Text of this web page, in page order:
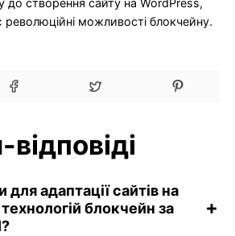
до створення сайту на WordPress,
можливості блокчейну.
адаптації сайтів на
блокчейн за